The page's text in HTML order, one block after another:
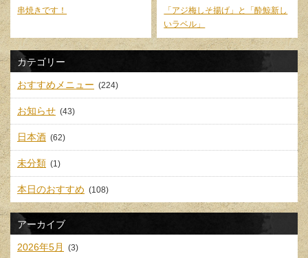
串焼きです！
「アジ梅しそ揚げ」と「酔鯨新し
いラベル」
カテゴリー
おすすめメニュー (224)
お知らせ (43)
日本酒 (62)
未分類 (1)
本日のおすすめ (108)
アーカイブ
2026年5月 (3)